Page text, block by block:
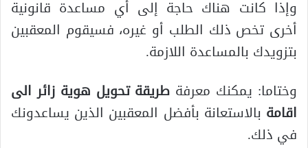
وإذا كانت هناك حاجة إلى أي مساعدة قانونية
أخرى تخص ذلك الطلب أو غيره، فسيقوم المعقبين
بتزويدك بالمساعدة اللازمة.
وختاما: يمكنك معرفة طريقة تحويل هوية زائر الى
اقامة بالاستعانة بأفضل المعقبين الذين يساعدونك
في ذلك.